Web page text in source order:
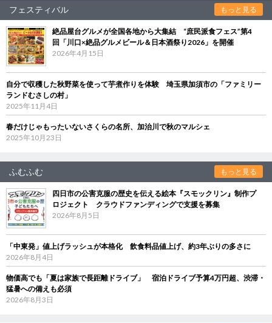
フェスティバル もっと見る
絶品屋台グルメが全国各地から大集結 “庶民派食フェス”第4
回「川口×絶品グルメビール＆日本酒祭り2026」を開催
2026年4月15日
自分で収穫した秋野菜を使って芋煮作りを体験 埼玉県加須市の「ファミリー
ランドむさしの村」
2025年11月4日
春だけじゃもったいないさくらの名所、加治川で秋のマルシェ
2025年10月23日
ふむふむ もっと見る
四日市の公害克服の歴史を伝える絵本『スモックリン』制作プ
ロジェクト クラウドファンディングで支援を募集
2026年8月5日
「中東発」値上げラッシュが本格化 飲食料品値上げ、約3年ぶりの多さに
2026年8月4日
物価高でも「夏は家族で長距離ドライブ」 宿泊ドライブ予算4万円超、渋滞・
猛暑への備えも必須
2026年8月3日